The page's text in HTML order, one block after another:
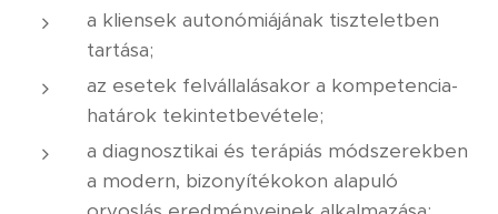
a kliensek autonómiájának tiszteletben
tartása;
az esetek felvállalásakor a kompetencia-
határok tekintetbevétele;
a diagnosztikai és terápiás módszerekben
a modern, bizonyítékokon alapuló